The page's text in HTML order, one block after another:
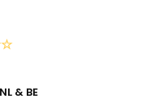
NL & BE